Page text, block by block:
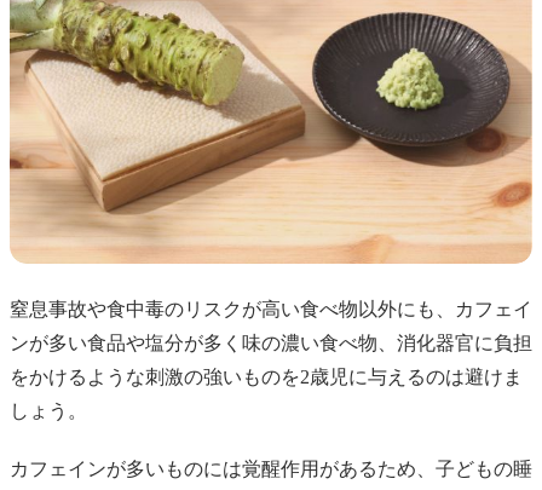
窒息事故や食中毒のリスクが高い食べ物以外にも、カフェイ
ンが多い食品や塩分が多く味の濃い食べ物、消化器官に負担
をかけるような刺激の強いものを2歳児に与えるのは避けま
しょう。
カフェインが多いものには覚醒作用があるため、子どもの睡